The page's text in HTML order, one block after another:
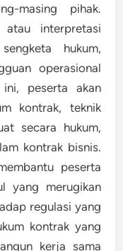
masing pihak.
atau interpretasi
hukum,
operasional
ini, peserta akan
kontrak, teknik
secara hukum,
kontrak bisnis.
peserta
yang merugikan
regulasi yang
kontrak yang
kerja sama